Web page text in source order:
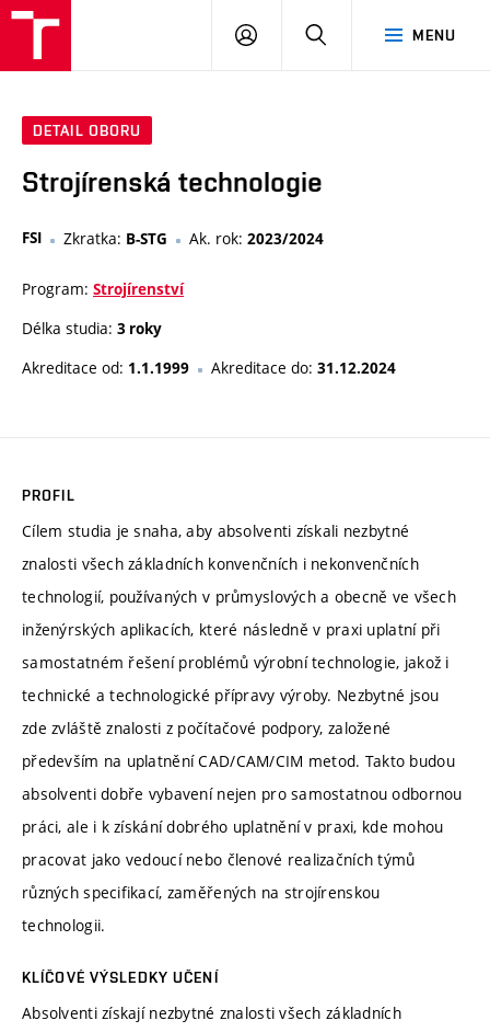
MENU
PŘIHLÁSIT
DETAIL OBORU
Strojírenská technologie
FSI Zkratka: B-STG Ak. rok: 2023/2024
Program: Strojírenství
Délka studia: 3 roky
Akreditace od: 1.1.1999 Akreditace do: 31.12.2024
PROFIL
Cílem studia je snaha, aby absolventi získali nezbytné
znalosti všech základních konvenčních i nekonvenčních
technologií, používaných v průmyslových a obecně ve všech
inženýrských aplikacích, které následně v praxi uplatní při
samostatném řešení problémů výrobní technologie, jakož i
technické a technologické přípravy výroby. Nezbytné jsou
zde zvláště znalosti z počítačové podpory, založené
především na uplatnění CAD/CAM/CIM metod. Takto budou
absolventi dobře vybavení nejen pro samostatnou odbornou
práci, ale i k získání dobrého uplatnění v praxi, kde mohou
pracovat jako vedoucí nebo členové realizačních týmů
různých specifikací, zaměřených na strojírenskou
technologii.
KLÍČOVÉ VÝSLEDKY UČENÍ
Absolventi získají nezbytné znalosti všech základních